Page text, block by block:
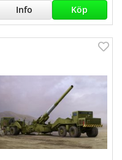
Info Köp